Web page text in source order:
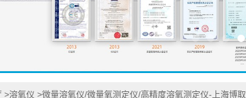
>溶氧仪 >微量溶氧仪/微量氧测定仪/高精度溶氧测定仪-上海博取